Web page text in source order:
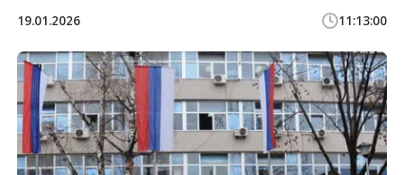
19.01.2026 11:13:00